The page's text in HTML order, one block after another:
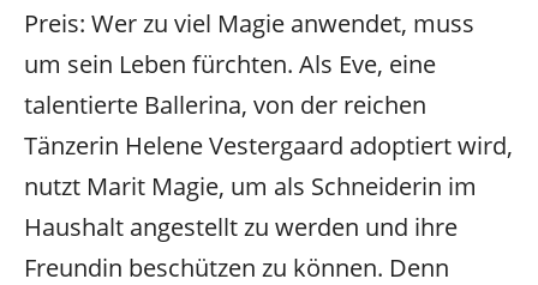
Preis: Wer zu viel Magie anwendet, muss
um sein Leben fürchten. Als Eve, eine
talentierte Ballerina, von der reichen
Tänzerin Helene Vestergaard adoptiert wird,
nutzt Marit Magie, um als Schneiderin im
Haushalt angestellt zu werden und ihre
Freundin beschützen zu können. Denn